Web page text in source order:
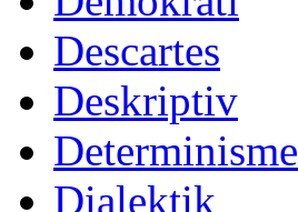
Descartes
Deskriptiv
Determinisme
Dialektik